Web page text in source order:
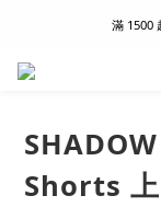
滿 1500
滿 1500
滿
Shorts